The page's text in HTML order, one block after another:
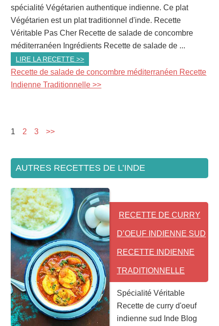
spécialité Végétarien authentique indienne. Ce plat
Végétarien est un plat traditionnel d'inde. Recette
Véritable Pas Cher Recette de salade de concombre
méditerranéen Ingrédients Recette de salade de ...
LIRE LA RECETTE >>
Recette de salade de concombre méditerranéen Recette
Indienne Traditionnelle >>
Page
1 Page
2 Page
3 >>
AUTRES RECETTES DE L’INDE
RECETTE DE CURRY
D’OEUF INDIENNE SUD
RECETTE INDIENNE
TRADITIONNELLE
Spécialité Véritable
Recette de curry d'oeuf
indienne sud Inde Blog